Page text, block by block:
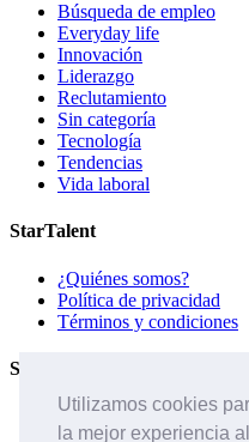
Utilizamos cookies
la mejor experiencia
Búsqueda de empleo
Everyday life
Innovación
Liderazgo
Reclutamiento
Sin categoría
Tecnología
Tendencias
Vida laboral
StarTalent
¿Quiénes somos?
Política de privacidad
Términos y condiciones
Servicios
Páginas de carreras
Sistema ATS